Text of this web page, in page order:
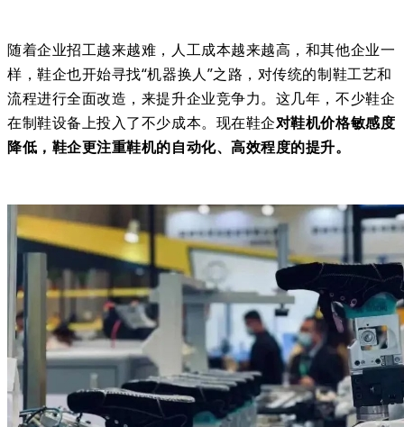
随着企业招工越来越难，人工成本越来越高，和其他企业一
样，鞋企也开始寻找“机器换人”之路，对传统的制鞋工艺和
流程进行全面改造，来提升企业竞争力。 这几年，不少鞋企
在制鞋设备上投入了不少成本。现在鞋企对鞋机价格敏感度
降低，鞋企更注重鞋机的自动化、高效程度的提升。